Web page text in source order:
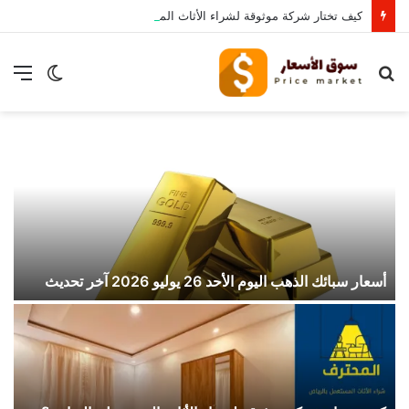
كيف تختار شركة موثوقة لشراء الأثاث المستعمل بالرياض؟
الوضع
بحث
أسعار سبائك الذهب اليوم الأحد 26 يوليو 2026 آخر تحديث